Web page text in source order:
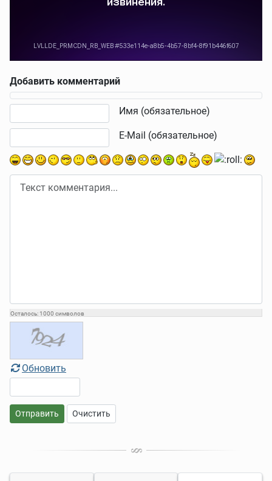
Добавить комментарий
Имя (обязательное)
E-Mail (обязательное)
Осталось: 1000 символов
Обновить
Отправить Очистить